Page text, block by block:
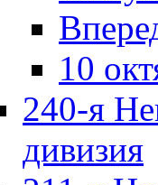
10
240-я
дивизия